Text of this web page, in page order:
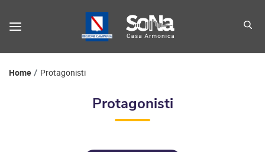
Protagonisti
Home Protagonisti
Protagonisti